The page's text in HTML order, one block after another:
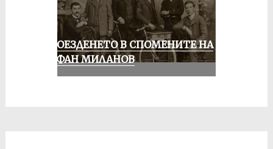
КОЛОЕЗДЕНЕТО В СПОМЕНИТЕ НА
СТЕФАН МИЛАНОВ